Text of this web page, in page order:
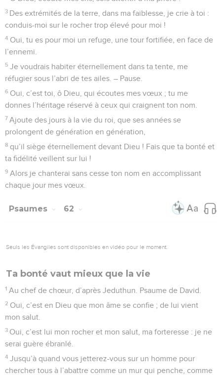
3 Des extrémités de la terre, dans ma faiblesse, je crie à toi :
conduis-moi sur le rocher trop élevé pour moi !
4 Oui, tu es pour moi un refuge, une tour fortifiée, en face de
l’ennemi.
5 Je voudrais habiter éternellement dans ta tente, me
réfugier sous l’abri de tes ailes. – Pause.
6 Oui, c’est toi, ô Dieu, qui écoutes mes vœux ; tu me
donnes l’héritage réservé à ceux qui craignent ton nom.
7 Ajoute des jours à la vie du roi, que ses années se
prolongent de génération en génération,
8 qu’il siège éternellement devant Dieu ! Fais que ta bonté et
ta fidélité veillent sur lui !
9 Alors je chanterai sans cesse ton nom en accomplissant
chaque jour mes vœux.
Psaumes 62
Seuls les Évangiles sont disponibles en vidéo pour le moment.
Ta bonté vaut mieux que la vie
1 Au chef de chœur, d’après Jeduthun. Psaume de David.
2 Oui, c’est en Dieu que mon âme se confie ; de lui vient
mon salut.
3 Oui, c’est lui mon rocher et mon salut, ma forteresse : je ne
serai guère ébranlé.
4 Jusqu’à quand vous jetterez-vous sur un homme pour
chercher tous à l’abattre comme un mur qui penche, comme